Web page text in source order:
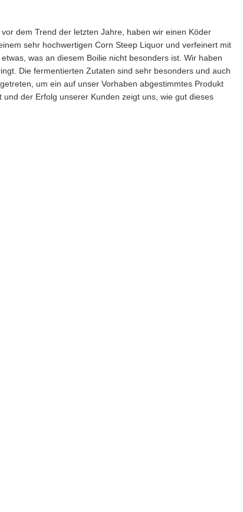
dem Trend der letzten Jahre, haben wir einen Köder
sehr hochwertigen Corn Steep Liquor und verfeinert mit
was an diesem Boilie nicht besonders ist. Wir haben
Die fermentierten Zutaten sind sehr besonders und auch
um ein auf unser Vorhaben abgestimmtes Produkt
der Erfolg unserer Kunden zeigt uns, wie gut dieses